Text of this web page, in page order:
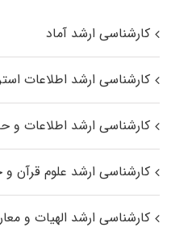
کارشناسی ارشد آماد
کارشناسی ارشد اطلاعات
کارشناسی ارشد اطلاعات و
کارشناسی ارشد علوم قرآن
کارشناسی ارشد الهیات و